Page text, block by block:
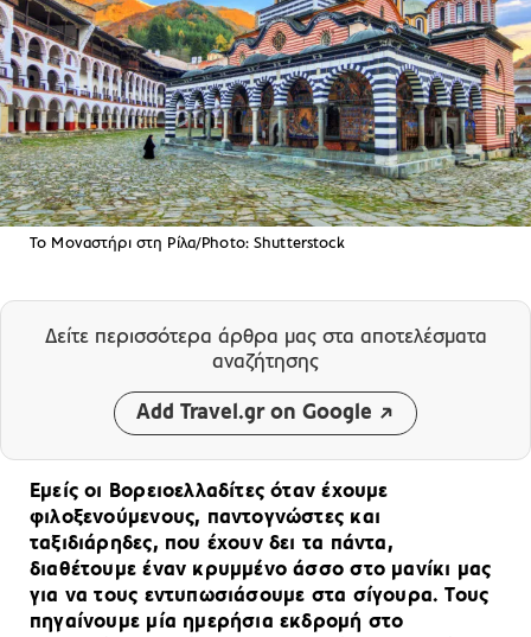
To Μοναστήρι στη Ρίλα/Photo: Shutterstock
Δείτε περισσότερα άρθρα μας στα αποτελέσματα
αναζήτησης
Add Travel.gr on Google
Εμείς οι Βορειοελλαδίτες όταν έχουμε
φιλοξενούμενους, παντογνώστες και
ταξιδιάρηδες, που έχουν δει τα πάντα,
διαθέτουμε έναν κρυμμένο άσσο στο μανίκι μας
για να τους εντυπωσιάσουμε στα σίγουρα. Τους
πηγαίνουμε μία ημερήσια εκδρομή στο